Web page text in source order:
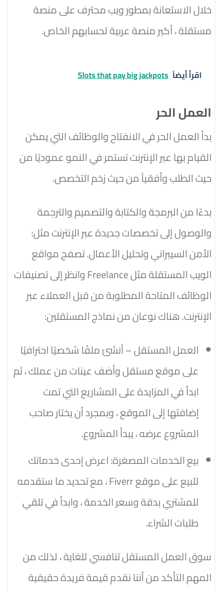
خلال الاستعانة بمطور ويب محترف على منصة
مستقلة ، أكبر منصة عربية لحسابهم الخاص.
اقرأ أيضاً Slots that pay big jackpots
العمل الحر
بدأ العمل الحر في الانفتاح والوظائف التي يمكن
القيام بها عبر الإنترنت تستمر في النمو عموديًا من
حيث الطلب وأفقياً من حيث زخم التخصص.
بدءًا من البرمجة والكتابة والتصميم والترجمة
والوصول إلى تخصصات جديدة عبر الإنترنت مثل:
الأمن السيبراني وتحليل الأعمال. تصفح مواقع
الويب المستقلة مثل Freelance وانظر إلى تصنيفات
الوظائف المتاحة المطلوبة من قبل العملاء عبر
الإنترنت. هناك نوعان من نماذج المستقلين:
العمل المستقل – أنشئ ملفًا شخصيًا احترافيًا
على موقع مستقل وأضف عينات من عملك ، ثم
ابدأ في المزايدة على المشاريع التي تمت
إضافتها إلى الموقع ، وبمجرد أن يختار صاحب
المشروع عرضه ، يبدأ المشروع.
بيع الخدمات المصغرة: اعرض إحدى خدماتك
للبيع على موقع Fiverr ، مع تحديد ما ستقدمه
للمشتري بدقة وسعر الخدمة ، وابدأ في تلقي
طلبات الشراء.
سوق العمل المستقل تنافسي للغاية ، لذلك من
المهم التأكد من أننا نقدم قيمة فريدة حقيقية